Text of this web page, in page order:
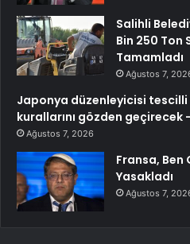
Salihli
Bin 250 Ton
Tamamladı
Ağustos 7,
Japonya düzenleyicisi
kurallarını gözden geçirecek
Ağustos 7, 2026
Fransa, Ben
Yasakladı
Ağustos 7,